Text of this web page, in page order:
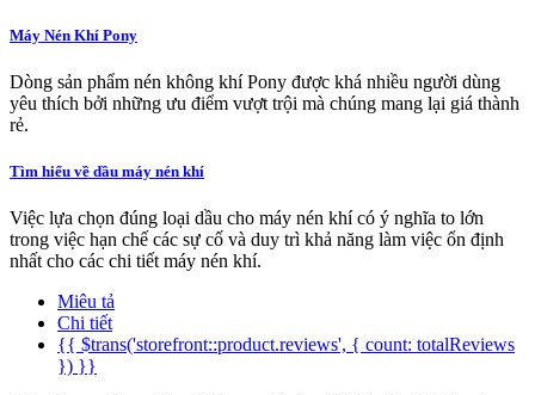
Máy Nén Khí Pony
Dòng sản phẩm nén không khí Pony được khá nhiều người dùng
yêu thích bởi những ưu điểm vượt trội mà chúng mang lại giá thành
rẻ.
Tìm hiểu về dầu máy nén khí
Việc lựa chọn đúng loại dầu cho máy nén khí có ý nghĩa to lớn
trong việc hạn chế các sự cố và duy trì khả năng làm việc ổn định
nhất cho các chi tiết máy nén khí.
Miêu tả
Chi tiết
{{ $trans('storefront::product.reviews', { count: totalReviews
}) }}